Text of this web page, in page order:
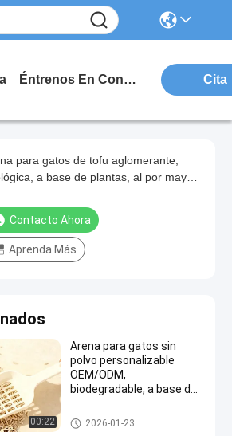
Éntrenos En Contacto Con Cita
para gatos de tofu aglomerante,
a base de plantas, al por mayor
Contacto Ahora
Aprenda Más
00:22
Arena para gatos sin
polvo personalizable
OEM/ODM,
biodegradable, a base de
Residuos de gatos de tofu
2026-01-23